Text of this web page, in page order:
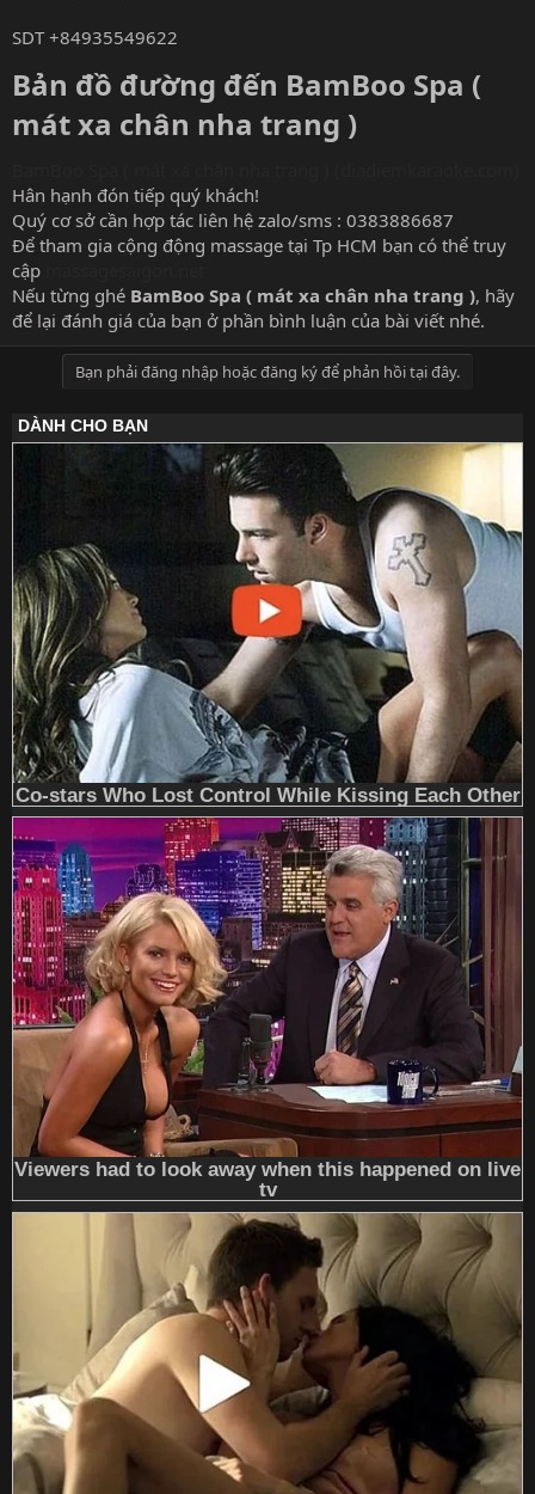
SDT +84935549622
Bản đồ đường đến BamBoo Spa (
mát xa chân nha trang )​
Hân hạnh đón tiếp quý khách!
Quý cơ sở cần hợp tác liên hệ zalo/sms : 0383886687
Để tham gia cộng động massage tại Tp HCM bạn có thể truy
cập
Nếu từng ghé BamBoo Spa ( mát xa chân nha trang ), hãy
để lại đánh giá của bạn ở phần bình luận của bài viết nhé.
Bạn phải đăng nhập hoặc đăng ký để phản hồi tại đây.